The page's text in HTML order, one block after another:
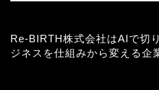
Re-BIRTH株式会社はAIで切
ジネスを仕組みから変える企